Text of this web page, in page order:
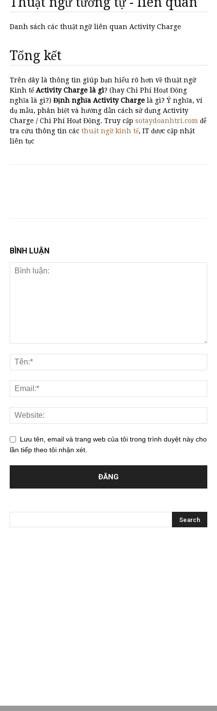
Danh sách các thuật ngữ liên quan Activity Charge
Tổng kết
Trên đây là thông tin giúp bạn hiểu rõ hơn về thuật ngữ
Kinh tếActivity Charge là gì? (hay Chi Phí Hoạt Động
nghĩa là gì?) Định nghĩa Activity Charge là gì? Ý nghĩa, ví
dụ mẫu, phân biệt và hướng dẫn cách sử dụng Activity
Charge / Chi Phí Hoạt Động. Truy cập sotaydoanhtri.com để
tra cứu thông tin các thuật ngữ kinh tế, IT được cập nhật
liên tục
BÌNH LUẬN
Lưu tên, email và trang web của tôi trong trình duyệt này cho
lần tiếp theo tôi nhận xét.